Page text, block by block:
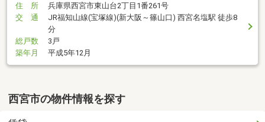
住 所
兵庫県西宮市東山台2丁目1番261号
交 通
JR福知山線(宝塚線)(新大阪～篠山口) 西宮名塩駅 徒歩8
分
総戸数
3戸
築年月
平成5年12月
西宮市の物件情報を探す